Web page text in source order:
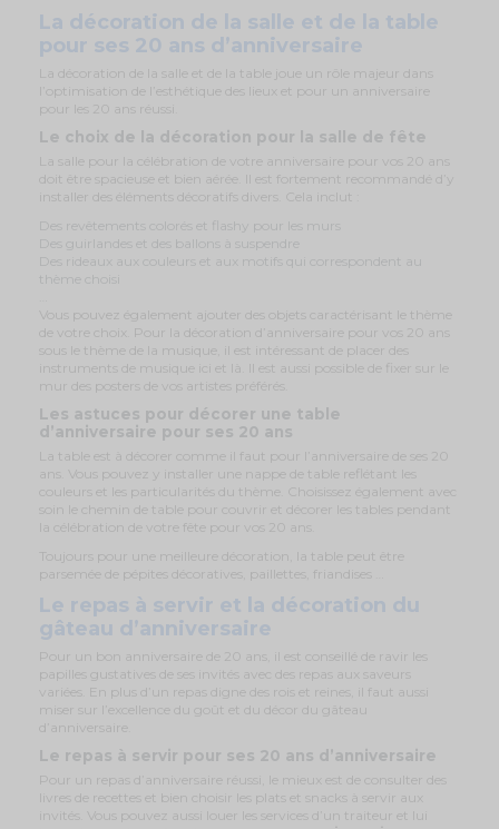
La décoration de la salle et de la table
pour ses 20 ans d’anniversaire
La décoration de la salle et de la table joue un rôle majeur dans
l’optimisation de l’esthétique des lieux et pour un anniversaire
pour les 20 ans réussi.
Le choix de la décoration pour la salle de fête
La salle pour la célébration de votre anniversaire pour vos 20 ans
doit être spacieuse et bien aérée. Il est fortement recommandé d’y
installer des éléments décoratifs divers. Cela inclut :
Des revêtements colorés et flashy pour les murs
Des guirlandes et des ballons à suspendre
Des rideaux aux couleurs et aux motifs qui correspondent au
thème choisi
Vous pouvez également ajouter des objets caractérisant le thème
de votre choix. Pour la décoration d’anniversaire pour vos 20 ans
sous le thème de la musique, il est intéressant de placer des
instruments de musique ici et là. Il est aussi possible de fixer sur le
mur des posters de vos artistes préférés.
Les astuces pour décorer une table
d’anniversaire pour ses 20 ans
La table est à décorer comme il faut pour l’anniversaire de ses 20
ans. Vous pouvez y installer une nappe de table reflétant les
couleurs et les particularités du thème. Choisissez également avec
soin le chemin de table pour couvrir et décorer les tables pendant
la célébration de votre fête pour vos 20 ans.
Toujours pour une meilleure décoration, la table peut être
parsemée de pépites décoratives, paillettes, friandises …
Le repas à servir et la décoration du
gâteau d’anniversaire
Pour un bon anniversaire de 20 ans, il est conseillé de ravir les
papilles gustatives de ses invités avec des repas aux saveurs
variées. En plus d’un repas digne des rois et reines, il faut aussi
miser sur l’excellence du goût et du décor du gâteau
d’anniversaire.
Le repas à servir pour ses 20 ans d’anniversaire
Pour un repas d’anniversaire réussi, le mieux est de consulter des
livres de recettes et bien choisir les plats et snacks à servir aux
invités. Vous pouvez aussi louer les services d’un traiteur et lui